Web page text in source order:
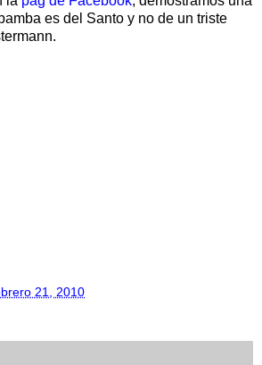
es del Santo y no de un triste
21, 2010